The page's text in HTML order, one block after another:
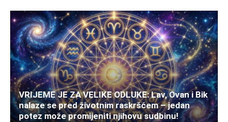
VRIJEME JE ZA VELIKE ODLUKE: Lav, Ovan i Bik
nalaze se pred životnim raskršćem – jedan
potez može promijeniti njihovu sudbinu!